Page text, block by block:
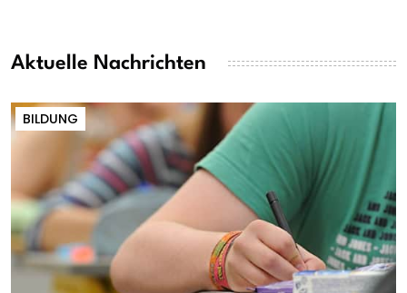
Aktuelle Nachrichten
BILDUNG